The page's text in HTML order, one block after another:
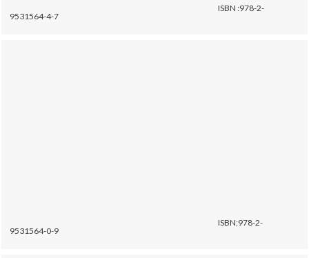
ISBN :978-2-
9531564-4-7
ISBN:978-2-
9531564-0-9